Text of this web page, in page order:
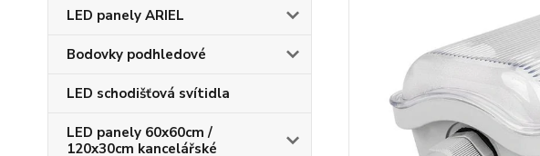
LED panely ARIEL
Bodovky podhledové
LED schodišťová svítidla
LED panely 60x60cm /
120x30cm kancelářské